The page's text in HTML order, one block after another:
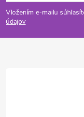
p
Vložením e-mailu
údajov